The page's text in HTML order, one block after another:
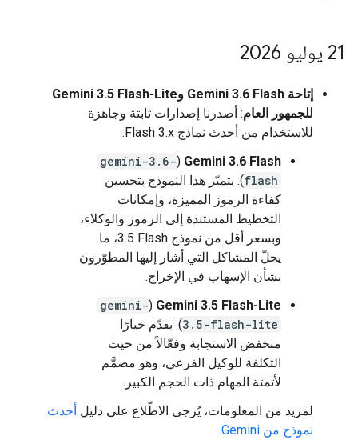
‫21 يوليو 2026
إتاحة Gemini 3.6 Flash وGemini 3.5 Flash-Lite
للجمهور العام: أصدرنا إصدارات ثابتة وجاهزة
للاستخدام من أحدث نماذج Flash 3.x:
‫Gemini 3.6 Flash
(
gemini-3.6-
flash): يتميّز هذا النموذج بتحسين
كفاءة الرموز المميزة، وإمكانات
التخطيط المستندة إلى الرموز والوكلاء،
وبسعر أقل من نموذج ‎3.5 Flash، ما
يحلّ المشاكل التي أشار إليها المطوّرون
بشأن الإسهاب في الإخراج.
Gemini 3.5 Flash-Lite
(
gemini-
3.5-flash-lite): يقدّم خيارًا
منخفض الاستجابة وفعّالاً من حيث
التكلفة للوكيل الفرعي، وهو مصمَّم
لأتمتة المهام ذات الحجم الكبير.
لمزيد من المعلومات، يُرجى الاطّلاع على دليل أحدث
نموذج من Gemini
.